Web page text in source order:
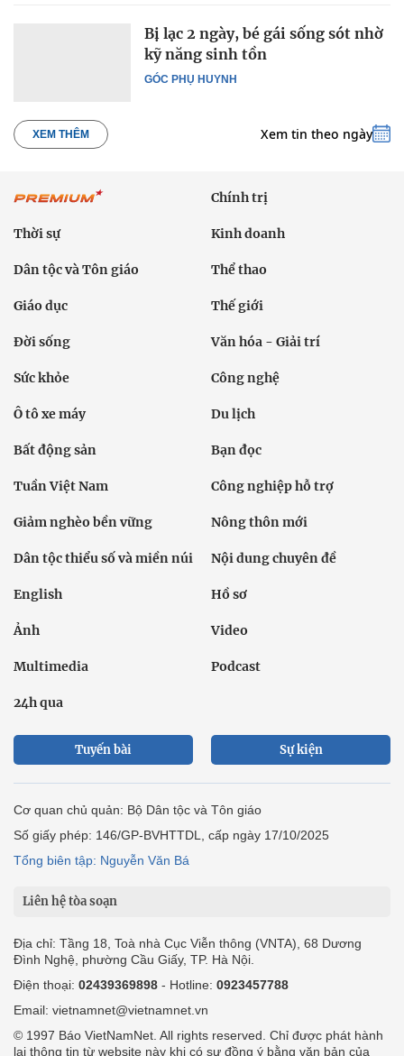
GÓC PHỤ HUYNH
Bị lạc 2 ngày, bé gái sống sót nhờ
kỹ năng sinh tồn
XEM THÊM Xem tin theo ngày
Chính trị
Thời sự Kinh doanh
Dân tộc và Tôn giáo Thể thao
Giáo dục Thế giới
Đời sống Văn hóa - Giải trí
Sức khỏe Công nghệ
Ô tô xe máy Du lịch
Bất động sản Bạn đọc
Tuần Việt Nam Công nghiệp hỗ trợ
Giảm nghèo bền vững Nông thôn mới
Dân tộc thiểu số và miền núi Nội dung chuyên đề
English Hồ sơ
Ảnh Video
Multimedia Podcast
24h qua
Tuyến bài Sự kiện
Cơ quan chủ quản: Bộ Dân tộc và Tôn giáo
Số giấy phép: 146/GP-BVHTTDL, cấp ngày 17/10/2025
Tổng biên tập: Nguyễn Văn Bá
Liên hệ tòa soạn
Địa chỉ: Tầng 18, Toà nhà Cục Viễn thông (VNTA), 68 Dương
Đình Nghệ, phường Cầu Giấy, TP. Hà Nội.
Điện thoại: 02439369898 - Hotline: 0923457788
Email: vietnamnet@vietnamnet.vn
© 1997 Báo VietNamNet. All rights reserved. Chỉ được phát hành
lại thông tin từ website này khi có sự đồng ý bằng văn bản của